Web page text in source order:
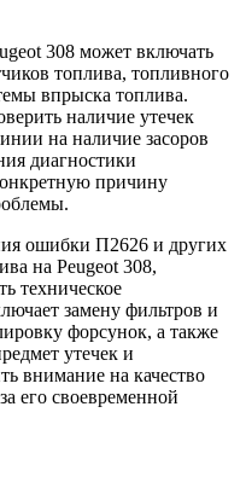
308 может включать
топлива, топливного
впрыска топлива.
наличие утечек
на наличие засоров
диагностики
причину
ошибки П2626 и других
на Peugeot 308,
техническое
замену фильтров и
форсунок, а также
утечек и
внимание на качество
его своевременной